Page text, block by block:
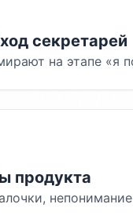
секретарей
на этапе «я
продукта